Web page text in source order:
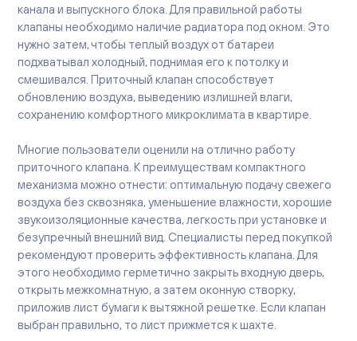
канала и выпускного блока. Для правильной работы
клапаны необходимо наличие радиатора под окном. Это
нужно затем, чтобы теплый воздух от батареи
подхватывал холодный, поднимая его к потолку и
смешивался. Приточный клапан способствует
обновлению воздуха, выведению излишней влаги,
сохранению комфортного микроклимата в квартире.
Многие пользователи оценили на отлично работу
приточного клапана. К преимуществам компактного
механизма можно отнести: оптимальную подачу свежего
воздуха без сквозняка, уменьшение влажности, хорошие
звукоизоляционные качества, легкость при установке и
безупречный внешний вид. Специалисты перед покупкой
рекомендуют проверить эффективность клапана. Для
этого необходимо герметично закрыть входную дверь,
открыть межкомнатную, а затем оконную створку,
приложив лист бумаги к вытяжной решетке. Если клапан
выбран правильно, то лист прижмется к шахте.